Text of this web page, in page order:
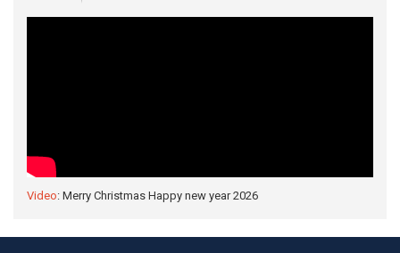
Video: Merry Christmas Happy new year 2026